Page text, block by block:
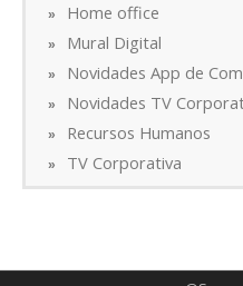
Home office
Mural Digital
Novidades App de
Novidades TV
Recursos Humanos
TV Corporativa